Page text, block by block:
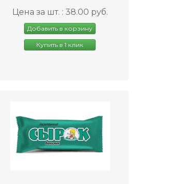
Цена за шт. : 38.00 руб.
Добавить в корзину
Купить в 1 клик